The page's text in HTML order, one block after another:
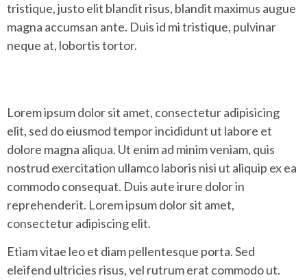
tristique, justo elit blandit risus, blandit maximus augue
magna accumsan ante. Duis id mi tristique, pulvinar
neque at, lobortis tortor.
Lorem ipsum dolor sit amet, consectetur adipisicing
elit, sed do eiusmod tempor incididunt ut labore et
dolore magna aliqua. Ut enim ad minim veniam, quis
nostrud exercitation ullamco laboris nisi ut aliquip ex ea
commodo consequat. Duis aute irure dolor in
reprehenderit. Lorem ipsum dolor sit amet,
consectetur adipiscing elit.
Etiam vitae leo et diam pellentesque porta. Sed
eleifend ultricies risus, vel rutrum erat commodo ut.